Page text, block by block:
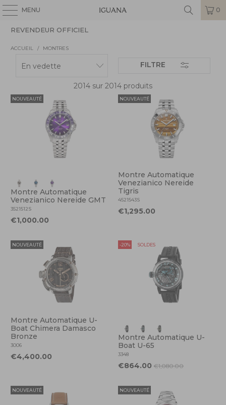
MENU 0
REVENDEUR OFFICIEL
ACCUEIL / MONTRES
FILTRE
2014 sur 2014 produits
NOUVEAUTÉ
Montre Automatique
Venezianico Nereide GMT
3521512S
€1,000.00
NOUVEAUTÉ
Montre Automatique
Venezianico Nereide
Tigris
4521543S
€1,295.00
NOUVEAUTÉ
Montre Automatique U-
Boat Chimera Damasco
Bronze
3006
€4,400.00
-20% SOLDES
Montre Automatique U-
Boat U-65
3348
€864.00 €1,080.00
NOUVEAUTÉ NOUVEAUTÉ